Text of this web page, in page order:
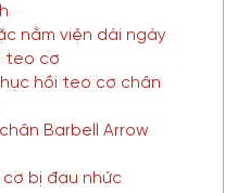
nằm viện dài ngày
teo cơ
hồi teo cơ chân
Barbell Arrow
bị đau nhức